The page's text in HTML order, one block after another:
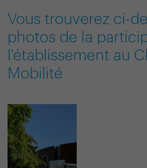
Vous trouverez ci-
photos de la
l'établissement au
Mobilité